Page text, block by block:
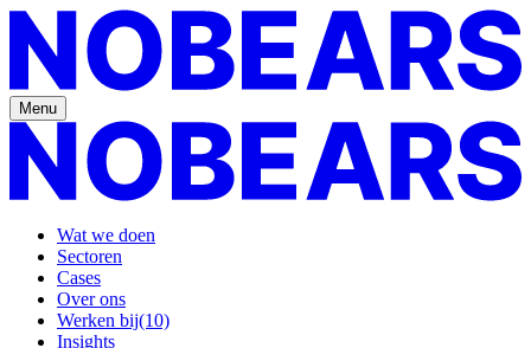
Menu
Wat we doen
Sectoren
Cases
Over ons
Werken bij(10)
Insights